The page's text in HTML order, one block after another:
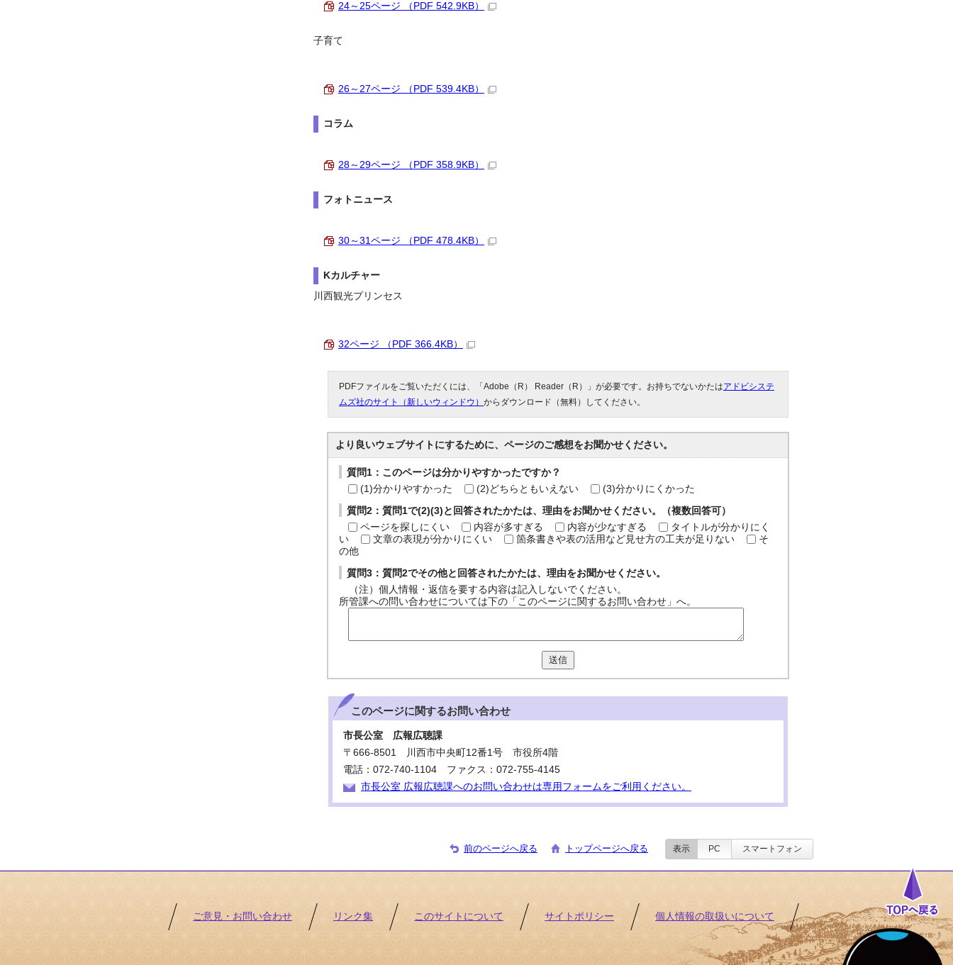
24～25ページ （PDF 542.9KB）
子育て
26～27ページ （PDF 539.4KB）
コラム
28～29ページ （PDF 358.9KB）
フォトニュース
30～31ページ （PDF 478.4KB）
Kカルチャー
川西観光プリンセス
32ページ （PDF 366.4KB）
PDFファイルをご覧いただくには、「Adobe（R） Reader（R）」が必要です。お持ちでないかたはアドビシステ
ムズ社のサイト（新しいウィンドウ） からダウンロード（無料）してください。
より良いウェブサイトにするために、ページのご感想をお聞かせください。
質問1：このページは分かりやすかったですか？
(1)分かりやすかった
(2)どちらともいえない (3)分かりにくかった
質問2：質問1で(2)(3)と回答されたかたは、理由をお聞かせください。（複数回答可）
ページを探しにくい
内容が多すぎる 内容が少なすぎる
タイトルが分かりにく
い
文章の表現が分かりにくい 箇条書きや表の活用など見せ方の工夫が足りない
そ
の他
質問3：質問2でその他と回答されたかたは、理由をお聞かせください。
（注）個人情報・返信を要する内容は記入しないでください。
所管課への問い合わせについては下の「このページに関するお問い合わせ」へ。
送信
このページに関するお問い合わせ
市長公室 広報広聴課
〒666-8501 川西市中央町12番1号 市役所4階
電話：072-740-1104 ファクス：072-755-4145
市長公室 広報広聴課へのお問い合わせは専用フォームをご利用ください。
前のページへ戻る トップページへ戻る 表示 PC スマートフォン
ご意見・お問い合わせ リンク集 このサイトについて サイトポリシー 個人情報の取扱いについて